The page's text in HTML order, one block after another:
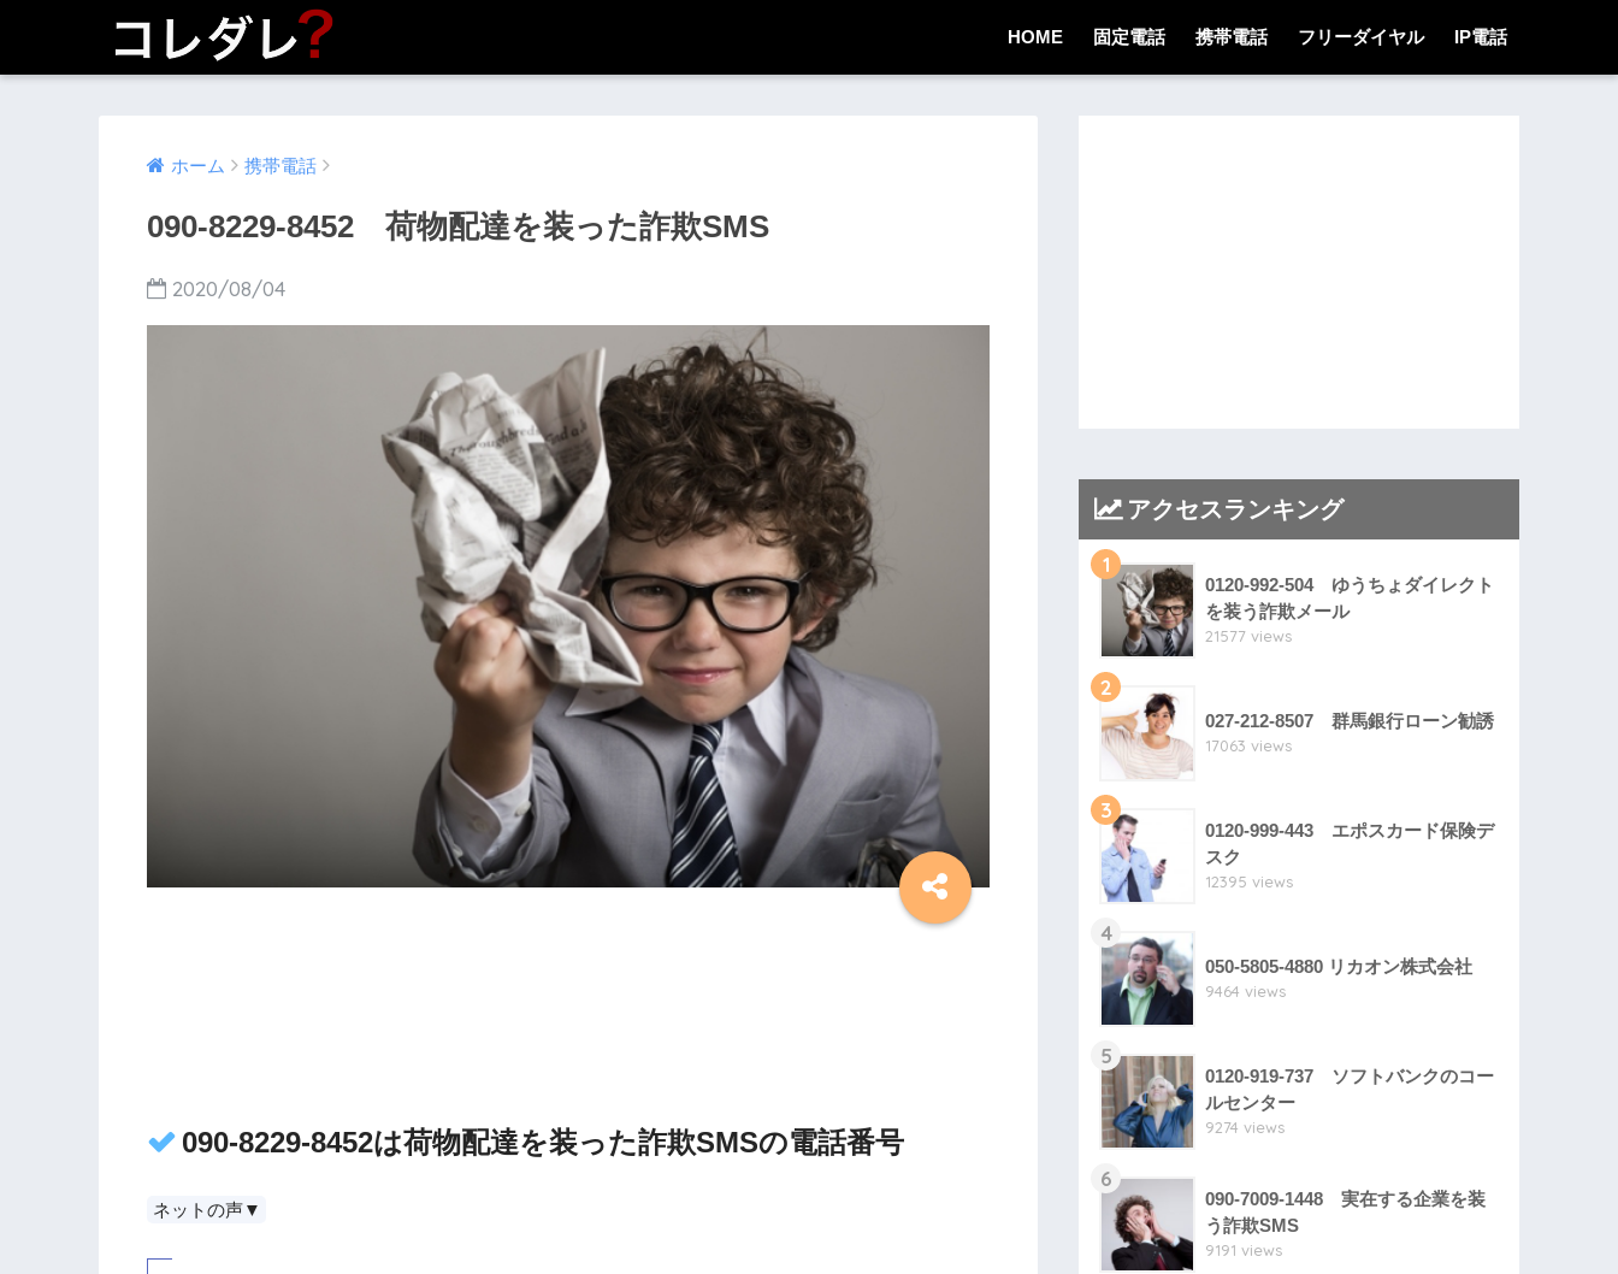
HOME 固定電話 携帯電話 フリーダイヤル IP電話
ホーム 携帯電話
090-8229-8452 荷物配達を装った詐欺SMS
2020/08/04
090-8229-8452は荷物配達を装った詐欺SMSの電話番号
ネットの声▼
アクセスランキング
1
0120-992-504 ゆうちょダイレクト
を装う詐欺メール
21577 views
2
027-212-8507 群馬銀行ローン勧誘
17063 views
3
0120-999-443 エポスカード保険デ
スク
12395 views
4
050-5805-4880 リカオン株式会社
9464 views
5
0120-919-737 ソフトバンクのコー
ルセンター
9274 views
6
090-7009-1448 実在する企業を装
う詐欺SMS
9191 views